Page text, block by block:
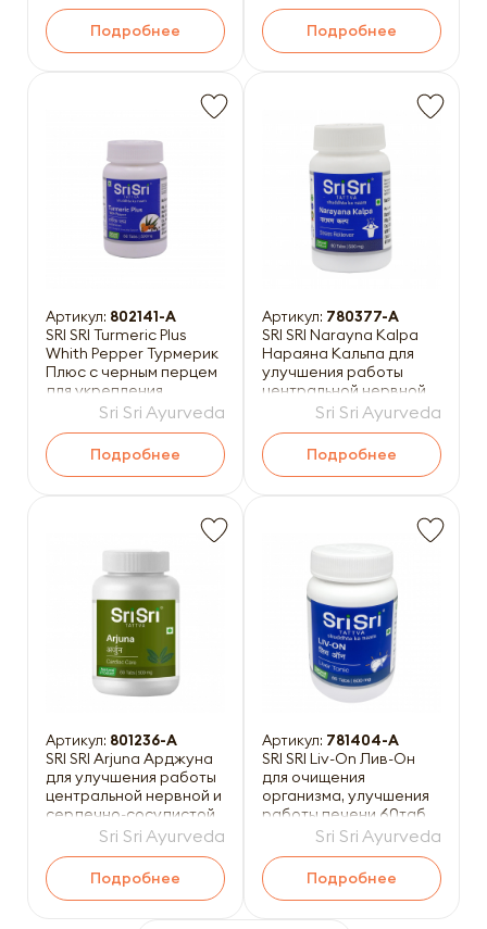
Подробнее Подробнее
Артикул: 802141-A
SRI SRI Turmeric Plus
Whith Pepper Турмерик
Плюс с черным перцем
для укрепления
иммунитета 60таб
Sri Sri Ayurveda
Подробнее
Артикул: 780377-A
SRI SRI Narayna Kalpa
Нараяна Кальпа для
улучшения работы
центральной нервной
системы 60таб
Sri Sri Ayurveda
Подробнее
Артикул: 801236-A
SRI SRI Arjuna Арджуна
для улучшения работы
центральной нервной и
сердечно-сосудистой
систем 60табSri Sri Ayurveda
Подробнее
Артикул: 781404-A
SRI SRI Liv-On Лив-Он
для очищения
организма, улучшения
работы печени 60таб
Sri Sri Ayurveda
Подробнее